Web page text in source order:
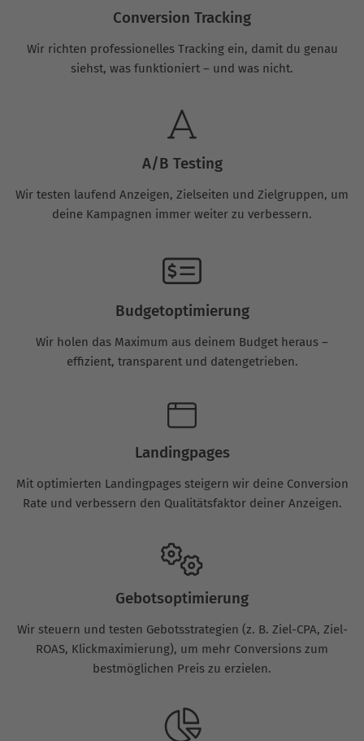
Conversion Tracking
Wir richten professionelles Tracking ein, damit du genau
siehst, was funktioniert – und was nicht.
A/B Testing
Wir testen laufend Anzeigen, Zielseiten und Zielgruppen, um
deine Kampagnen immer weiter zu verbessern.
Budgetoptimierung
Wir holen das Maximum aus deinem Budget heraus –
effizient, transparent und datengetrieben.
Landingpages
Mit optimierten Landingpages steigern wir deine Conversion
Rate und verbessern den Qualitätsfaktor deiner Anzeigen.
Gebotsoptimierung
Wir steuern und testen Gebotsstrategien (z. B. Ziel-CPA, Ziel-
ROAS, Klickmaximierung), um mehr Conversions zum
bestmöglichen Preis zu erzielen.